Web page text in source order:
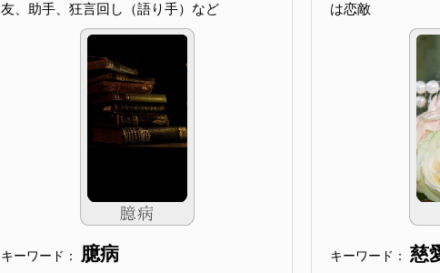
友、助手、狂言回し（語り手）など
キーワード： 臆病
は恋敵
キーワード： 慈